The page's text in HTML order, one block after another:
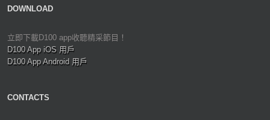
DOWNLOAD
立即下載D100 app收聽精采節目！
D100 App iOS 用戶
D100 App Android 用戶
CONTACTS